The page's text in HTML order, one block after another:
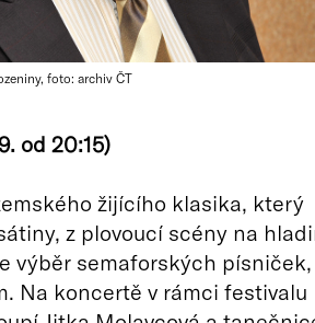
foto: archiv ČT
od 20:15)
žijícího klasika, který
z plovoucí scény na
výběr semaforských písniček,
Na koncertě v rámci festivalu